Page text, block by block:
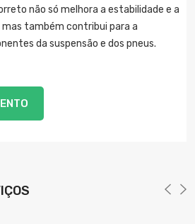
não só melhora a estabilidade e a
mas também contribui para a
da suspensão e dos pneus.